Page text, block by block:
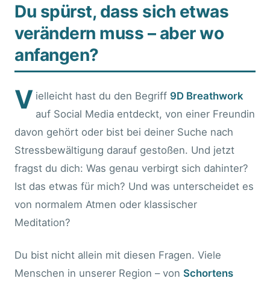
Du spürst, dass sich etwas
verändern muss – aber wo
anfangen?
V ielleicht hast du den Begriff 9D Breathwork
auf Social Media entdeckt, von einer Freundin
davon gehört oder bist bei deiner Suche nach
Stressbewältigung darauf gestoßen. Und jetzt
fragst du dich: Was genau verbirgt sich dahinter?
Ist das etwas für mich? Und was unterscheidet es
von normalem Atmen oder klassischer
Meditation?
Du bist nicht allein mit diesen Fragen. Viele
Menschen in unserer Region – von Schortens